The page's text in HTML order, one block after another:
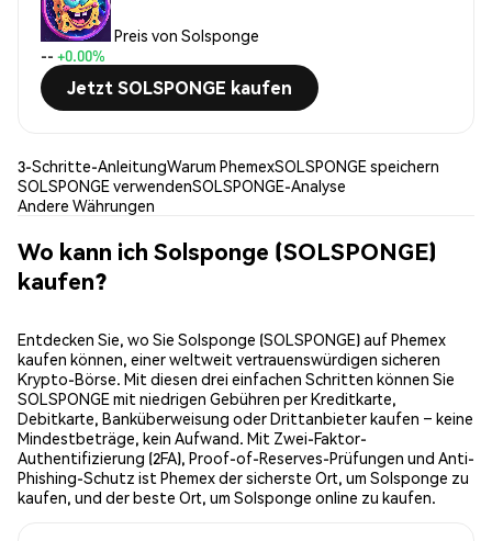
Preis von Solsponge
-- +0.00%
Jetzt SOLSPONGE kaufen
3-Schritte-AnleitungWarum PhemexSOLSPONGE speichern
SOLSPONGE verwendenSOLSPONGE-Analyse
Andere Währungen
Wo kann ich Solsponge (SOLSPONGE)
kaufen?
Entdecken Sie, wo Sie Solsponge (SOLSPONGE) auf Phemex
kaufen können, einer weltweit vertrauenswürdigen sicheren
Krypto-Börse. Mit diesen drei einfachen Schritten können Sie
SOLSPONGE mit niedrigen Gebühren per Kreditkarte,
Debitkarte, Banküberweisung oder Drittanbieter kaufen – keine
Mindestbeträge, kein Aufwand. Mit Zwei-Faktor-
Authentifizierung (2FA), Proof-of-Reserves-Prüfungen und Anti-
Phishing-Schutz ist Phemex der sicherste Ort, um Solsponge zu
kaufen, und der beste Ort, um Solsponge online zu kaufen.